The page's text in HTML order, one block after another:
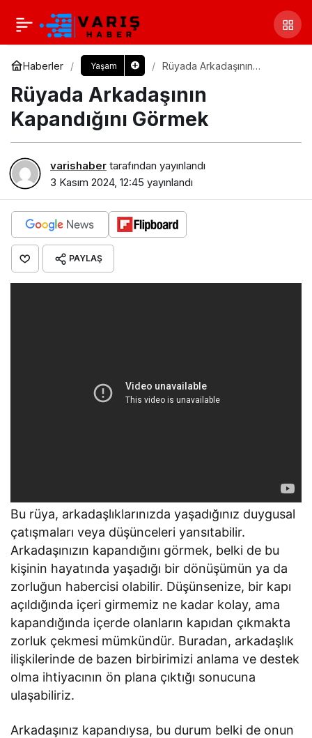
Haberler Yaşam
Rüyada Arkadaşının
Rüyada Arkadaşının
Kapandığını Görmek​
varishaber tarafından yayınlandı
3 Kasım 2024, 12:45 yayınlandı
PAYLAŞ
Bu rüya, arkadaşlıklarınızda yaşadığınız duygusal
çatışmaları veya düşünceleri yansıtabilir.
Arkadaşınızın kapandığını görmek, belki de bu
kişinin hayatında yaşadığı bir dönüşümün ya da
zorluğun habercisi olabilir. Düşünsenize, bir kapı
açıldığında içeri girmemiz ne kadar kolay, ama
kapandığında içerde olanların kapıdan çıkmakta
zorluk çekmesi mümkündür. Buradan, arkadaşlık
ilişkilerinde de bazen birbirimizi anlama ve destek
olma ihtiyacının ön plana çıktığı sonucuna
ulaşabiliriz.
Arkadaşınız kapandıysa, bu durum belki de onun